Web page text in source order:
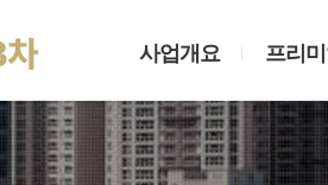
사업개요 프리미